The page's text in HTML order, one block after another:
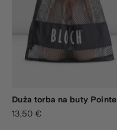
Duża torba na buty Pointe
13,50 €